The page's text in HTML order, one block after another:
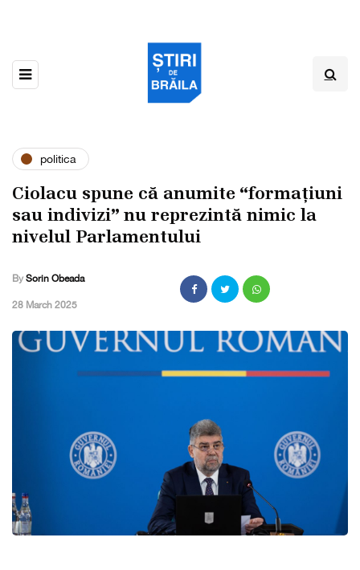
politica
Ciolacu spune că anumite “formațiuni
sau indivizi” nu reprezintă nimic la
nivelul Parlamentului
By Sorin Obeada
,28 March 2025